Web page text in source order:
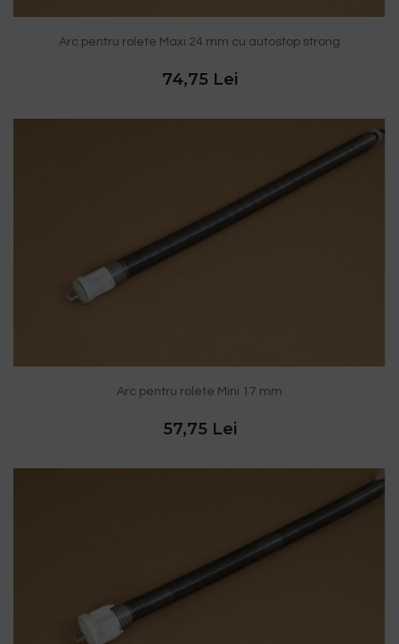
Arc pentru rolete Maxi 24 mm cu autostop strong
74,75 Lei
Arc pentru rolete Mini 17 mm
57,75 Lei